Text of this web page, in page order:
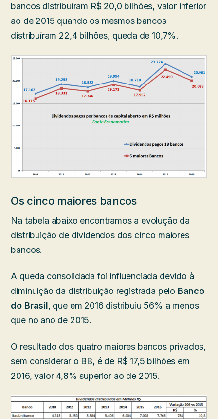
bancos distribuíram R$ 20,0 bilhões, valor inferior
ao de 2015 quando os mesmos bancos
distribuíram 22,4 bilhões, queda de 10,7%.
Os cinco maiores bancos
Na tabela abaixo encontramos a evolução da
distribuição de dividendos dos cinco maiores
bancos.
A queda consolidada foi influenciada devido à
diminuição da distribuição registrada pelo Banco
do Brasil, que em 2016 distribuiu 56% a menos
que no ano de 2015.
O resultado dos quatro maiores bancos privados,
sem considerar o BB, é de R$ 17,5 bilhões em
2016, valor 4,8% superior ao de 2015.